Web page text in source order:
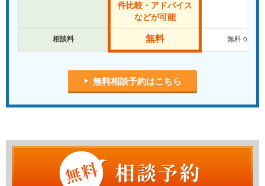
件比較・アドバイス
などが可能
相談料 無料 無料 or 有料
無料相談予約はこちら